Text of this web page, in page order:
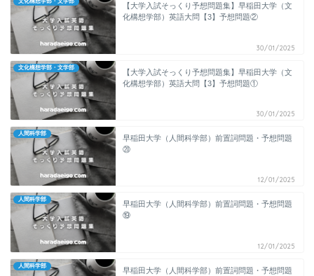
【大学入試そっくり予想問題集】早稲田大学（文
化構想学部）英語大問【3】予想問題②
30/01/2025
文化構想学部・文学部
【大学入試そっくり予想問題集】早稲田大学（文
化構想学部）英語大問【3】予想問題①
30/01/2025
人間科学部
早稲田大学（人間科学部）前置詞問題・予想問題
⑳
12/01/2025
人間科学部
早稲田大学（人間科学部）前置詞問題・予想問題
⑲
12/01/2025
人間科学部
早稲田大学（人間科学部）前置詞問題・予想問題